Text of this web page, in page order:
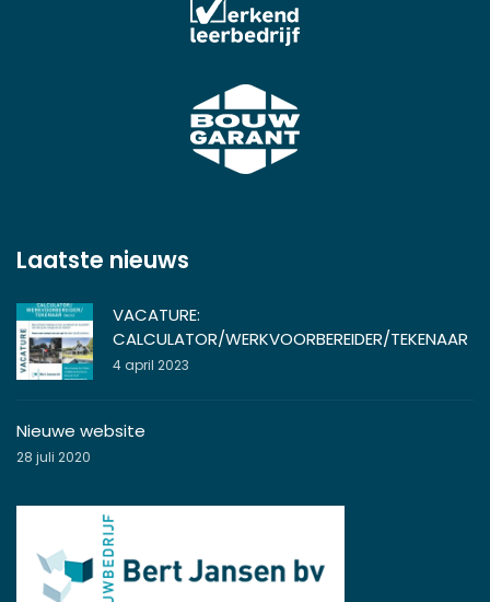
Laatste nieuws
VACATURE:
CALCULATOR/WERKVOORBEREIDER/TEKENAAR
4 april 2023
Nieuwe website
28 juli 2020